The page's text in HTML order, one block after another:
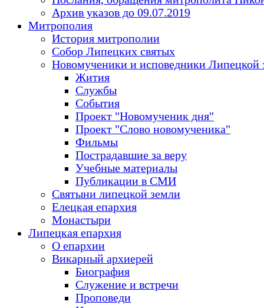
Архив указов до 09.07.2019
Митрополия
История митрополии
Собор Липецких святых
Новомученики и исповедники Липецкой
Жития
Службы
События
Проект "Новомученик дня"
Проект "Слово новомученика"
Фильмы
Пострадавшие за веру
Учебные материалы
Публикации в СМИ
Святыни липецкой земли
Елецкая епархия
Монастыри
Липецкая епархия
О епархии
Викарный архиерей
Биография
Служение и встречи
Проповеди